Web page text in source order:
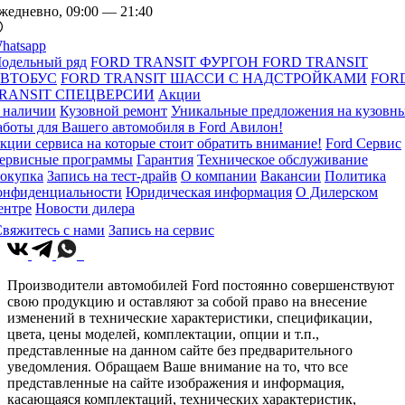
09:00 — 21:40
ряд FORD TRANSIT ФУРГОН FORD TRANSIT
FORD TRANSIT ШАССИ С НАДСТРОЙКАМИ
СПЕЦВЕРСИИ Акции
Кузовной ремонт Уникальные предложения на
для Вашего автомобиля в Ford Авилон!
сервиса на которые стоит обратить внимание! Ford Сервис
программы Гарантия Техническое обслуживание
Запись на тест-драйв О компании Вакансии Политика
Юридическая информация О Дилерском
Новости дилера
с нами Запись на сервис
Производители автомобилей Ford постоянно совершенствуют
свою продукцию и оставляют за собой право на внесение
изменений в технические характеристики, спецификации,
цвета, цены моделей, комплектации, опции и т.п.,
представленные на данном сайте без предварительного
уведомления. Обращаем Ваше внимание на то, что все
представленные на сайте изображения и информация,
касающаяся комплектаций, технических характеристик,